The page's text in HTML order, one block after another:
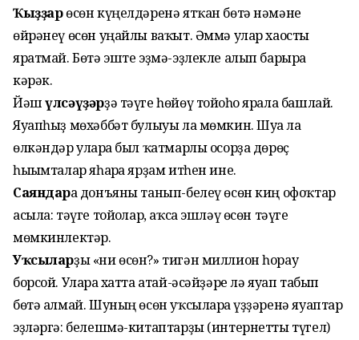
Ҡыҙҙарөсөн күңелдәренә ятҡан бөтә нәмәне
өйрәнеү өсөн уңайлы ваҡыт. Әммә улар хаосты
яратмай. Бөтә эште эҙмә-эҙлекле алып барырға
кәрәк.
Йәшүлсәүҙәрҙә тәүге һөйөү тойғоһо ярала башлай.
Яуапһыҙ мөхәббәт булыуы ла мөмкин. Шуға ла
өлкәндәр уларға был ҡатмарлы осорҙа дөрөҫ
һығымталар яһар­ға ярҙам итһен ине.
Саяндарға донъяны танып-белеү өсөн киң офоҡтар
асыла: тәүге тойғолар, аҡса эшләү өсөн тәүге
мөмкинлектәр.
Уҡсыларҙы «ни өсөн?» тигән миллион һорау
борсой. Уларға хатта атай-әсәй­ҙәре лә яуап табып
бөтә алмай. Шуның өсөн уҡсыларға үҙҙәренә яуаптар
эҙләргә: белешмә-китаптарҙы (интернетты түгел)